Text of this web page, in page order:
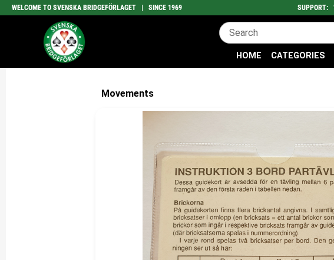
WELCOME TO SVENSKA BRIDGEFÖRLAGET | SINCE 1969 SUPPORT:
HOME CATEGORIES
Movements